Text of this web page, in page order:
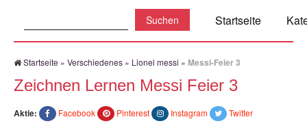
Startseite
Startseite » Verschiedenes » Lionel messi » Messi-Feier 3
Zeichnen Lernen Messi Feier 3
Aktie: Facebook Pinterest Instagram Twitter